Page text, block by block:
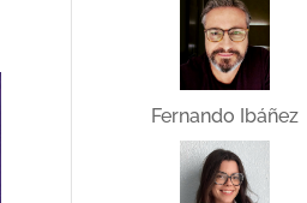
Fernando Ibáñez